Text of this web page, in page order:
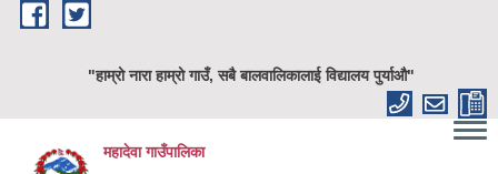
Skip to main content
"हाम्रो नारा हाम्रो गाउँ, सबै बालवालिकालाई विद्यालय पुर्याऔ"
महादेवा गाउँपालिका